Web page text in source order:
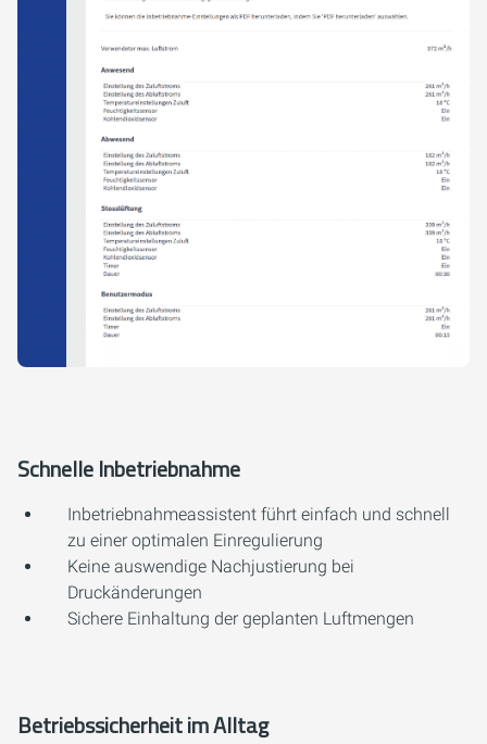
Schnelle Inbetriebnahme
Inbetriebnahmeassistent führt einfach und schnell
zu einer optimalen Einregulierung
Keine auswendige Nachjustierung bei
Druckänderungen
Sichere Einhaltung der geplanten Luftmengen
Betriebssicherheit im Alltag